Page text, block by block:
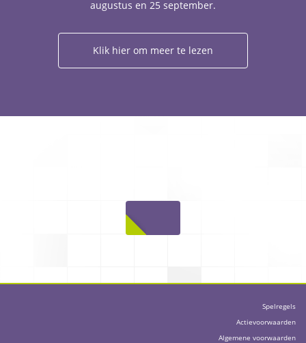
augustus en 25 september.
Klik hier om meer te lezen
Spelregels
Actievoorwaarden
Algemene voorwaarden